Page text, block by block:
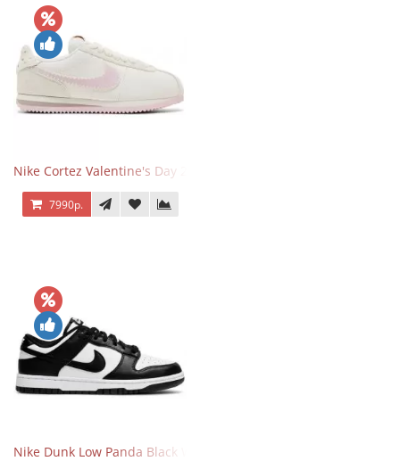
Nike Cortez Valentine's Day 2025
7990р.
Nike Dunk Low Panda Black White